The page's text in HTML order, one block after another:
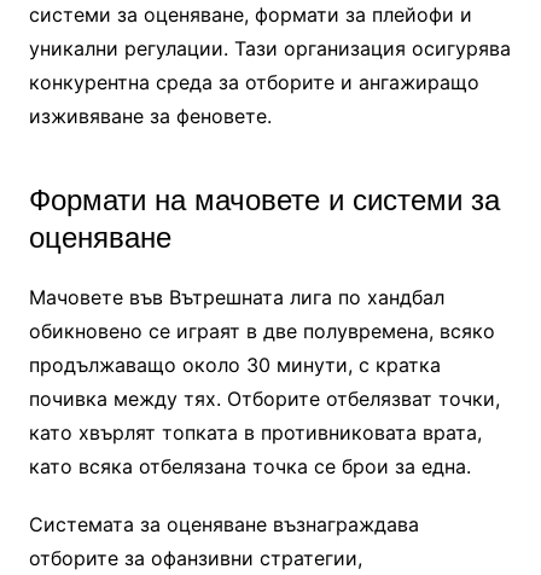
системи за оценяване, формати за плейофи и
уникални регулации. Тази организация осигурява
конкурентна среда за отборите и ангажиращо
изживяване за феновете.
Формати на мачовете и системи за
оценяване
Мачовете във Вътрешната лига по хандбал
обикновено се играят в две полувремена, всяко
продължаващо около 30 минути, с кратка
почивка между тях. Отборите отбелязват точки,
като хвърлят топката в противниковата врата,
като всяка отбелязана точка се брои за една.
Системата за оценяване възнаграждава
отборите за офанзивни стратегии,